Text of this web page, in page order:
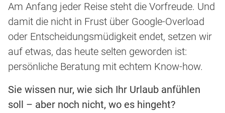
Am Anfang jeder Reise steht die Vorfreude. Und
damit die nicht in Frust über Google-Overload
oder Entscheidungsmüdigkeit endet, setzen wir
auf etwas, das heute selten geworden ist:
persönliche Beratung mit echtem Know-how.
Sie wissen nur, wie sich Ihr Urlaub anfühlen
soll – aber noch nicht, wo es hingeht?